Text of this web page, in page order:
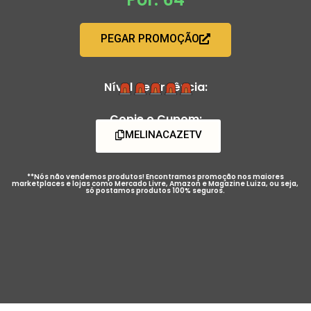
PEGAR PROMOÇÃO
Nível de Urgência:
Copie o Cupom:
MELINACAZETV
**Nós não vendemos produtos! Encontramos promoção nos maiores
marketplaces e lojas como Mercado Livre, Amazon e Magazine Luiza, ou seja,
só postamos produtos 100% seguros.